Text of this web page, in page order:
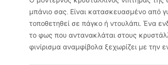
μπάνιο σας. Είναι κατασκευασμένο από
τοποθετηθεί σε πάγκο ή ντουλάπι. Ένα
το φως που αντανακλάται στους
φινίρισμα αναμφίβολα ξεχωρίζει με την